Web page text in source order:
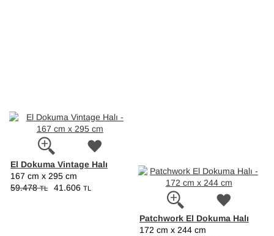
El Dokuma Vintage Halı
167 cm x 295 cm
59.478TL 41.606 TL
Patchwork El Dokuma Halı
172 cm x 244 cm